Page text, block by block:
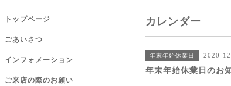
カレンダー
年末年始休業日 2020-
年末年始休業日のお
トップページ
ごあいさつ
インフォメーション
ご来店の際のお願い